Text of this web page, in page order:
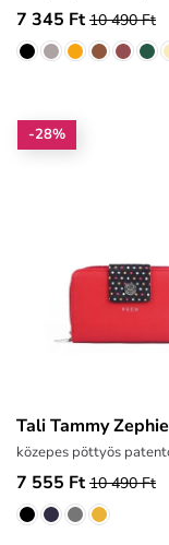
7 345 Ft 10 490 Ft
-28%
Tali Tammy Zephie
7 555 Ft 10 490 Ft